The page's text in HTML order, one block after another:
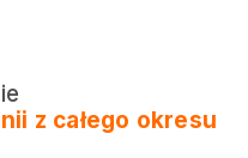
wakacjami, jak
manicure!
z całego okresu